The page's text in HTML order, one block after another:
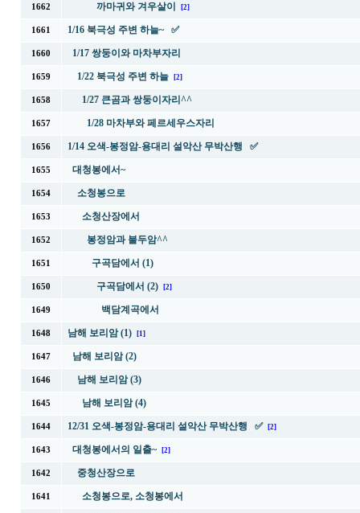
1662 까마귀와 겨우살이 [2]
1661 1/16 북극성 주변 하늘~ ✅
1660 1/17 쌍둥이와 마차부자리
1659 1/22 북극성 주변 하늘 [2]
1658 1/27 큰곰과 쌍둥이자리^^
1657 1/28 마차부와 페르세우스자리
1656 1/14 오색-봉정암-용대리 설악산 무박산행 ✅
1655 대청봉에서~
1654 소청봉으로
1653 소청산장에서
1652 봉정암과 불두암^^
1651 구곡담에서 (1)
1650 구곡담에서 (2) [2]
1649 백담계곡에서
1648 남해 보리암 (1) [1]
1647 남해 보리암 (2)
1646 남해 보리암 (3)
1645 남해 보리암 (4)
1644 12/31 오색-봉정암-용대리 설악산 무박산행 ✅ [2]
1643 대청봉에서의 일출~ [2]
1642 중청산장으로
1641 소청봉으로, 소청봉에서